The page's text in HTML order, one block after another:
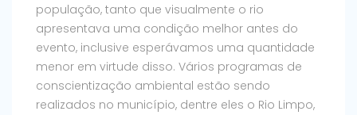
população, tanto que visualmente o rio
apresentava uma condição melhor antes do
evento, inclusive esperávamos uma quantidade
menor em virtude disso. Vários programas de
conscientização ambiental estão sendo
realizados no município, dentre eles o Rio Limpo,